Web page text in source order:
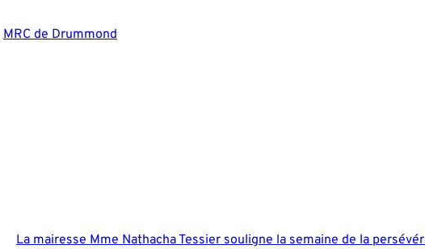
MRC de Drummond
La mairesse Mme Nathacha Tessier souligne la semaine de la